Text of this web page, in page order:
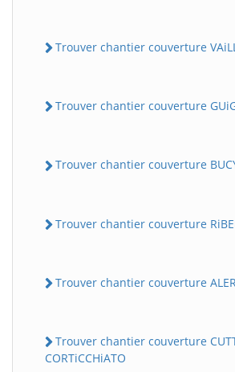
Trouver chantier couverture
Trouver chantier couverture
Trouver chantier couverture
Trouver chantier couverture
Trouver chantier couverture
Trouver chantier couverture
CORTiCCHiATO